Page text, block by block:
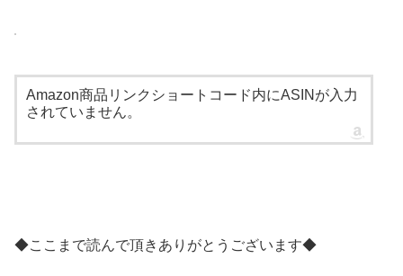
Amazon商品リンクショートコード内にASINが入力
されていません。
◆ここまで読んで頂きありがとうございます◆